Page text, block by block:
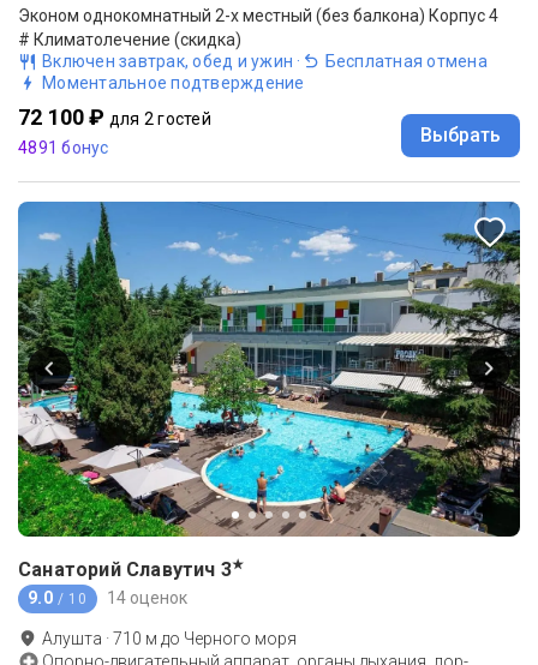
Эконом однокомнатный 2-х местный (без балкона) Корпус 4
# Климатолечение (скидка)
Включен завтрак, обед и ужин ·
Бесплатная отмена
Моментальное подтверждение
72 100 ₽ для 2 гостей
4891 бонус
Выбрать
Санаторий Славутич 3★
9.0 / 10 14 оценок
Алушта ·710 м до Черного моря
Опорно-двигательный аппарат, органы дыхания, лор-